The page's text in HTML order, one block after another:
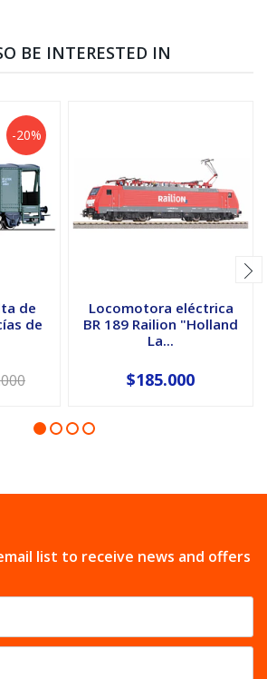
BE INTERESTED IN
-20%
de
de
Locomotora eléctrica
BR 189 Railion "Holland
La...
$185.000
list to receive news and offers